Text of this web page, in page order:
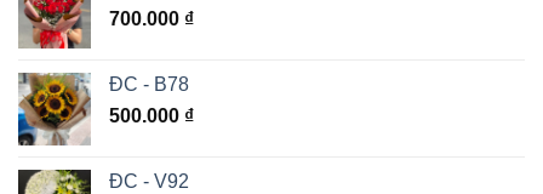
700.000 ₫
ĐC - B78
500.000 ₫
ĐC - V92